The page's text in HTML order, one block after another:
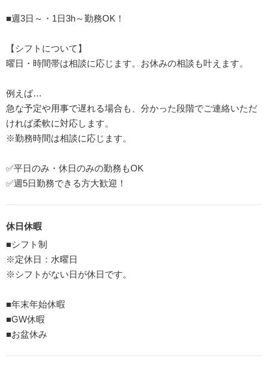
■週3日～・1日3h～勤務OK！
【シフトについて】
曜日・時間帯は相談に応じます。お休みの相談も叶えます。
例えば…
急な予定や用事で遅れる場合も、分かった段階でご連絡いただ
ければ柔軟に対応します。
※勤務時間は相談に応じます。
✅平日のみ・休日のみの勤務もOK
✅週5日勤務できる方大歓迎！
休日休暇
■シフト制
※定休日：水曜日
※シフトがない日が休日です。
■年末年始休暇
■GW休暇
■お盆休み